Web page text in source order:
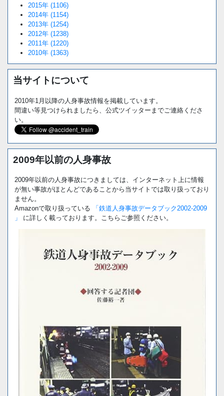
2015年 (1106)
2014年 (1154)
2013年 (1254)
2012年 (1238)
2011年 (1220)
2010年 (1363)
当サイトについて
2010年1月以降の人身事故情報を掲載しています。
間違い等見つけられましたら、公式ツイッターまでご連絡くださ
い。
2009年以前の人身事故
2009年以前の人身事故につきましては、インターネット上に情報
が無い事故がほとんどであることから当サイトでは取り扱っており
ません。
Amazonで取り扱っている
「鉄道人身事故データブック2002-2009
」
に詳しく載っております。こちらご参照ください。